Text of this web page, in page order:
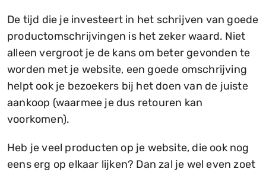
De tijd die je investeert in het schrijven van goede
productomschrijvingen is het zeker waard. Niet
alleen vergroot je de kans om beter gevonden te
worden met je website, een goede omschrijving
helpt ook je bezoekers bij het doen van de juiste
aankoop (waarmee je dus retouren kan
voorkomen).
Heb je veel producten op je website, die ook nog
eens erg op elkaar lijken? Dan zal je wel even zoet